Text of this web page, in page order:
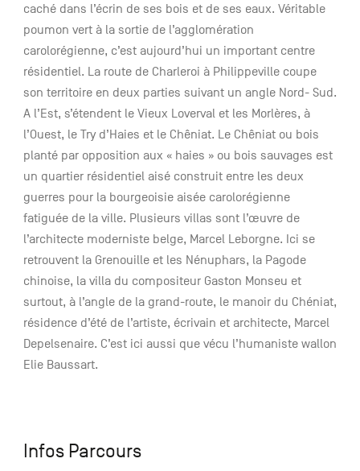
caché dans l’écrin de ses bois et de ses eaux. Véritable
poumon vert à la sortie de l’agglomération
carolorégienne, c’est aujourd’hui un important centre
résidentiel. La route de Charleroi à Philippeville coupe
son territoire en deux parties suivant un angle Nord- Sud.
A l’Est, s’étendent le Vieux Loverval et les Morlères, à
l’Ouest, le Try d’Haies et le Chêniat. Le Chêniat ou bois
planté par opposition aux « haies » ou bois sauvages est
un quartier résidentiel aisé construit entre les deux
guerres pour la bourgeoisie aisée carolorégienne
fatiguée de la ville. Plusieurs villas sont l’œuvre de
l’architecte moderniste belge, Marcel Leborgne. Ici se
retrouvent la Grenouille et les Nénuphars, la Pagode
chinoise, la villa du compositeur Gaston Monseu et
surtout, à l’angle de la grand-route, le manoir du Chéniat,
résidence d’été de l’artiste, écrivain et architecte, Marcel
Depelsenaire. C’est ici aussi que vécu l’humaniste wallon
Elie Baussart.
Infos Parcours